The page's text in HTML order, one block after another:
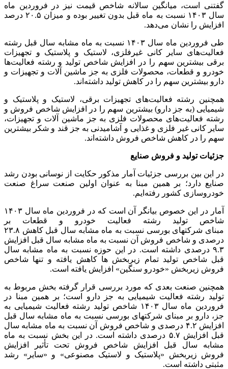
گفتنی است، میانگین سالانه شاخص قیمت نیز در فروردین ماه
سال ۱۴۰۳ نسبت به ماه قبل بدون تغییر بوده و میزان ۲۰.۵ درصد
افزایش را نشان می‌دهد.
طی فروردین ماه سال ۱۴۰۳ نسبت به ماه مشابه سال قبل رشته
فعالیت‌های سایر کانی غیرفلزی، لاستیک و پلاستیک و تجهیزات
برقی بیشترین سهم را در افزایش شاخص تولید و رشته فعالیت‌ها
خودرو و قطعات، محصولات فلزی به جز ماشین آلات و تجهیزات و
دارو بیشترین سهم را در کاهش تولید داشته‌اند.
همچنین رشته فعالیت‌های تجهیزات برقی، لاستیک و پلاستیک و
شیمیایی (به جز دارو) بیشترین سهم را در افزایش شاخص فروش و
رشته فعالیت‌های محصولات فلزی به جز ماشین آلات و تجهیزات،
سایر کانی غیر فلزی و غذایی و آشامیدنی به جز قند و شکر بیشترین
سهم را در کاهش شاخص فروش داشته‌اند.
جزئیات تولید و فروش صنایع
در این بین بررسی جزئیات آمار مذکور حکایت از نوسانی بودن رشد
صنایع دارد؛ بر همین مبنا به عنوان اولین صنعت سراغ صنعت
خودروسازی کشور رفته‌ایم.
آمار در این خصوص بیانگر آن است که در فروردین ماه سال ۱۴۰۳
شاخص تولید رشته فعالیت خودرو و قطعات بر
مبنای شرکتهای بورسی نسبت به ماه مشابه سال قبل کاهش ۲۳.۸
درصدی و شاخص فروش آن نسبت به ماه مشابه سال قبل افزایش
۹.۳ درصدی داشته است. در این حوزه نسبت به ماه مشابه سال
قبل شاخص تولید تمام زیربخش ها کاهش یافته و تنها شاخص
فروش زیربخش «خودرو سنگین» افزایش یافته است.
همچنین صنعت بعدی که مورد بررسی قرار گرفته بخش مربوط به
تولید رشته فعالیت شیمیایی به جز دارو است؛ بر همین مبنا در
فروردین ماه سال ۱۴۰۳ شاخص تولید رشته فعالیت شیمیایی به
جز، دارو بر مبنای شرکتهای بورسی نسبت به ماه مشابه سال قبل
افزایش ۴.۲ درصدی و شاخص فروش آن نسبت به ماه مشابه سال
قبل افزایش ۵.۷ درصدی داشته است. در این بخش نسبت به ماه
مشابه سال قبل افزایش شاخص فروش تحت تأثیر افزایش
فروش زیربخش «پلاستیک و لاستیک مصنوعی» و «سایر» رشد
مثبتی داشته است.